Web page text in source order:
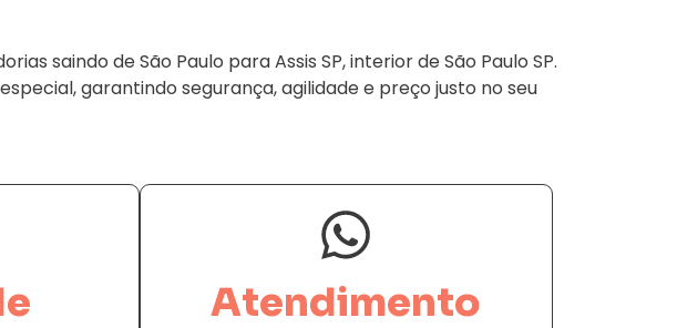
saindo de São Paulo para Assis SP, interior de São Paulo SP.
garantindo segurança, agilidade e preço justo no seu
Atendimento